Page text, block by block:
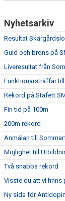
Nyhetsarkiv
Resultat
Guld och brons på
Liveresultat från
Funktionärsträffar
Rekord på Stafett
Fin tid på 100m
200m rekord
Anmälan till
Möjlighet till
Två snabba rekord
Visste du att vi finns
Ny sida för